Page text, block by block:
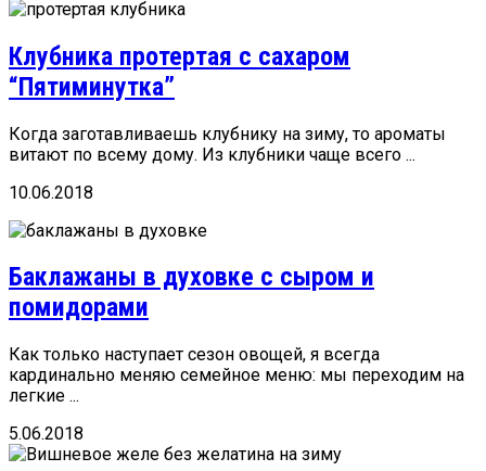
Клубника протертая с сахаром
“Пятиминутка”
Когда заготавливаешь клубнику на зиму, то ароматы
витают по всему дому. Из клубники чаще всего ...
10.06.2018
Баклажаны в духовке с сыром и
помидорами
Как только наступает сезон овощей, я всегда
кардинально меняю семейное меню: мы переходим на
легкие ...
5.06.2018